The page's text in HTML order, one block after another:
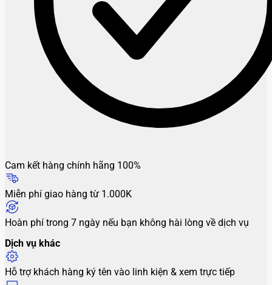
Cam kết hàng chính hãng 100%
Miễn phí giao hàng từ 1.000K
Hoàn phí trong 7 ngày nếu bạn không hài lòng về dịch vụ
Dịch vụ khác
Hỗ trợ khách hàng ký tên vào linh kiện & xem trực tiếp